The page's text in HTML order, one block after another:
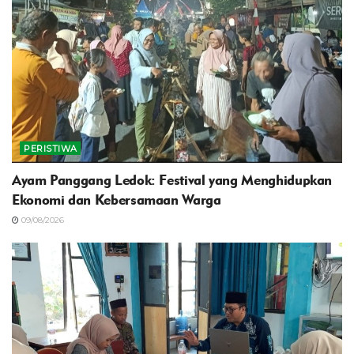
PERISTIWA
Ayam Panggang Ledok: Festival yang Menghidupkan
Ekonomi dan Kebersamaan Warga
09/08/2026